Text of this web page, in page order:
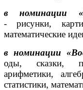
в номинации
-рисунки,
математические
в номинации
оды, сказки,
арифметики,
статистики,